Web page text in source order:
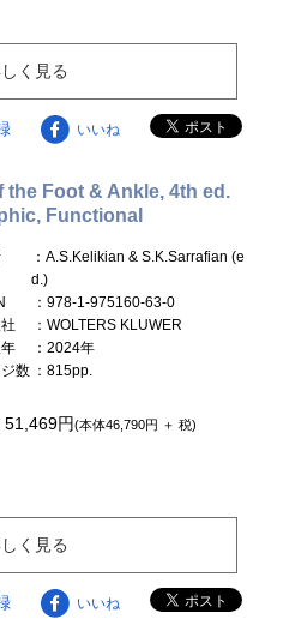
く見る
いいね
Foot & Ankle, 4th ed.
Functional
：A.S.Kelikian & S.K.Sarrafian (e
d.)
：978-1-975160-63-0
：WOLTERS KLUWER
：2024年
数 ：815pp.
51,469円(本体46,790円 ＋ 税)
く見る
いいね